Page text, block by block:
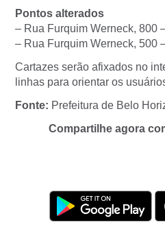
Pontos alterados
– Rua Furquim Werneck, 800
– Rua Furquim Werneck, 500
Cartazes serão afixados no
linhas para orientar os
Fonte: Prefeitura de Belo
Compartilhe agora